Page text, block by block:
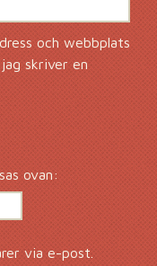
och webbplats
skriver en
ovan:
via e-post.